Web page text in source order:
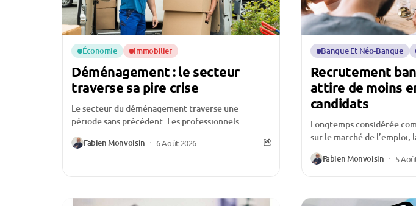
Économie Immobilier
Déménagement : le secteur
traverse sa pire crise
Le secteur du déménagement traverse une
période sans précédent. Les professionnels
évoquent une activité historiquement faible,
certains allant jusqu’à affirmer qu’ils n’ont «...
Fabien Monvoisin 6 Août 2026
Banque Et Néo-Banque
Recrutement
attire de moins
candidats
Longtemps considérée
sur le marché de l’emploi,
aujourd’hui face à une
inquiète l’ensemble...
Fabien Monvoisin 5